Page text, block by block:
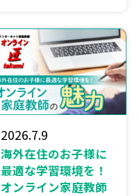
2026.7.9
海外在住のお子様に
最適な学習環境を！
オンライン家庭教師